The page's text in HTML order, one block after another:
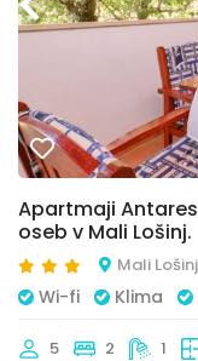
Apartmaji
oseb v Mali Lošinj.
Mali Lošinj
Wi-fi Klima
5 2 1